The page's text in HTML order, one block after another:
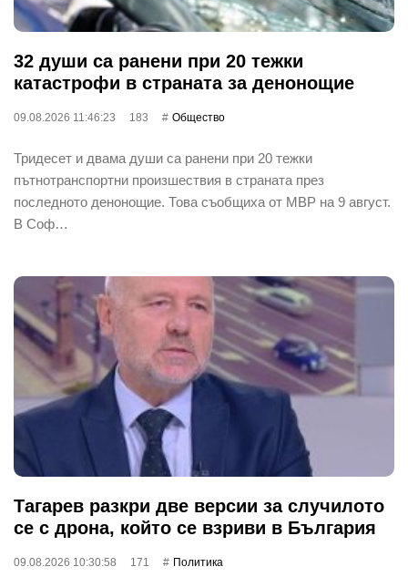
32 души са ранени при 20 тежки
катастрофи в страната за денонощие
09.08.2026 11:46:23 183 Общество
Тридесет и двама души са ранени при 20 тежки
пътнотранспортни произшествия в страната през
последното денонощие. Това съобщиха от МВР на 9 август.
В Соф…
Тагарев разкри две версии за случилото
се с дрона, който се взриви в България
09.08.2026 10:30:58 171 Политика